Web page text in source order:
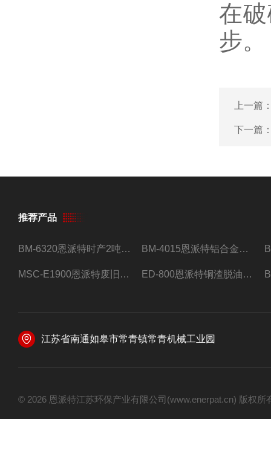
在
步。
上一篇
下一篇
推荐产品
BM-6320恩派特时产2吨合金钢屑压饼机 BM-4015恩派特铝合金屑压饼机 脱油效果好
MSC-E1900恩派特废旧锂电池极片破碎处理设备 ED-800恩派特铜渣脱油机废铜屑铝屑甩油机
江苏省南通如皋市常青镇常青机械工业园
© 2026 恩派特江苏环保产业有限公司(www.enerpat.cn) 版权